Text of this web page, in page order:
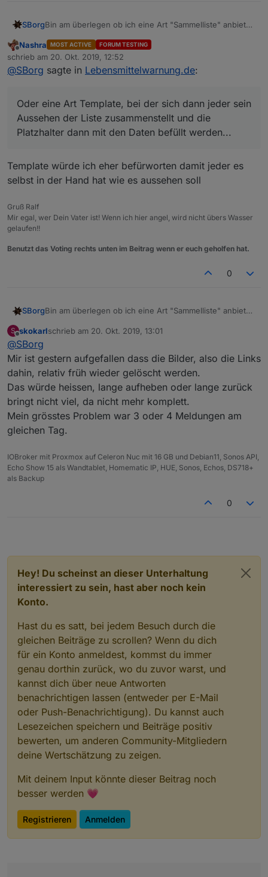
SBorgBin am überlegen ob ich eine Art "Sammelliste" anbieten
konfigurierbar auf die letzten xx Datensätze (ob mit oder
ohne angewendeten Filter erst mal außen vorgelassen).
Das könnte ich dann in einem DP als HTML zur
Aussehen einigen, da die Liste dann eher statischer
Natur (was das Aussehen betrifft, nicht die Daten ;) ).
Oder eine Art Template, bei der sich dann jeder sein
Aussehen der Liste zusammenstellt und die Platzhalter
Offline
Nashra MOST ACTIVE FORUM TESTING
schrieb am 20. Okt. 2019, 12:52
zuletzt editiert von
@SBorg sagte in Lebensmittelwarnung.de:
Oder eine Art Template, bei der sich dann jeder sein
Aussehen der Liste zusammenstellt und die
Platzhalter dann mit den Daten befüllt werden...
Template würde ich eher befürworten damit jeder es
selbst in der Hand hat wie es aussehen soll
Gruß Ralf
Mir egal, wer Dein Vater ist! Wenn ich hier angel, wird nicht übers Wasser
gelaufen!!
Benutzt das Voting rechts unten im Beitrag wenn er euch geholfen hat.
0
SBorgBin am überlegen ob ich eine Art "Sammelliste" anbieten
konfigurierbar auf die letzten xx Datensätze (ob mit oder
Das könnte ich dann in einem DP als HTML zur
Verfügung stellen. Als einzelne Datenpunkte wird das
einfach zu viel. Leider müsste man sich dann auf ein
Aussehen einigen, da die Liste dann eher statischer
Natur (was das Aussehen betrifft, nicht die Daten ;) ).
Oder eine Art Template, bei der sich dann jeder sein
Aussehen der Liste zusammenstellt und die Platzhalter
dann mit den Daten befüllt werden...
S
Offline
skokarlschrieb am 20. Okt. 2019, 13:01
zuletzt editiert von
@SBorg
Mir ist gestern aufgefallen dass die Bilder, also die Links
dahin, relativ früh wieder gelöscht werden.
Das würde heissen, lange aufheben oder lange zurück
bringt nicht viel, da nicht mehr komplett.
Mein grösstes Problem war 3 oder 4 Meldungen am
gleichen Tag.
IOBroker mit Proxmox auf Celeron Nuc mit 16 GB und Debian11, Sonos API,
Echo Show 15 als Wandtablet, Homematic IP, HUE, Sonos, Echos, DS718+
als Backup
0
Hey! Du scheinst an dieser Unterhaltung
interessiert zu sein, hast aber noch kein
Konto.
Hast du es satt, bei jedem Besuch durch die
gleichen Beiträge zu scrollen? Wenn du dich
für ein Konto anmeldest, kommst du immer
genau dorthin zurück, wo du zuvor warst, und
kannst dich über neue Antworten
benachrichtigen lassen (entweder per E-Mail
oder Push-Benachrichtigung). Du kannst auch
Lesezeichen speichern und Beiträge positiv
bewerten, um anderen Community-Mitgliedern
deine Wertschätzung zu zeigen.
Mit deinem Input könnte dieser Beitrag noch
besser werden 💗
Registrieren Anmelden